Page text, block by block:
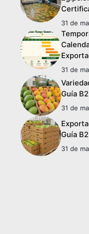
31 de
31 de
Guía
31 de
Guía
31 de